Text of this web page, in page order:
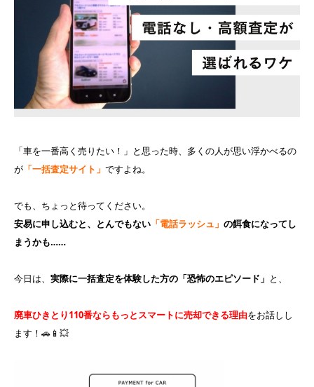
「車を一番高く売りたい！」と思った時、多くの人が思い浮かべるの
が 「一括査定サイト」 ですよね。
でも、ちょっと待ってください。
安易に申し込むと、とんでもない 「電話ラッシュ」 の餌食になってし
まうかも……
今日は、 実際に一括査定を体験した方の「恐怖のエピソード」 と、
廃車ひきとり110番ならもっとスマートに売却できる理由をお話しし
ます！🚗📱💥
会社概要
お問い合わせ